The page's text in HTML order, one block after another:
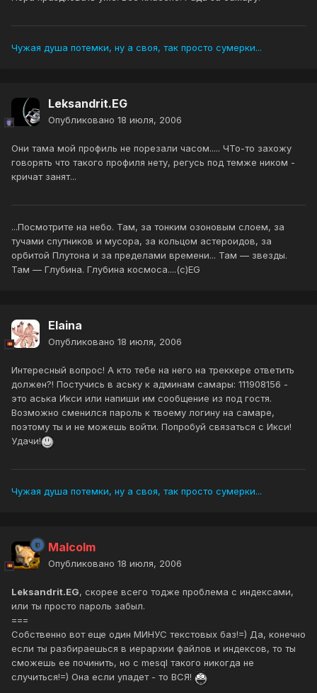
Чужая душа потемки, ну а своя, так просто сумерки...
Leksandrit.EG
Опубликовано 18 июля, 2006
Они тама мой профиль не порезали часом..... ЧТо-то захожу
говорять что такого профиля нету, регусь под темже ником -
кричат занят...
...Посмотрите на небо. Там, за тонким озоновым слоем, за
тучами спутников и мусора, за кольцом астероидов, за
орбитой Плутона и за пределами времени... Там — звезды.
Там — Глубина. Глубина космоса....(с)EG
Elaina
Опубликовано 18 июля, 2006
Интересный вопрос! А кто тебе на него на треккере ответить
должен?! Постучись в аську к админам самары: 111908156 -
это аська Икси или напиши им сообщение из под гостя.
Возможно сменился пароль к твоему логину на самаре,
поэтому ты и не можешь войти. Попробуй связаться с Икси!
Удачи!
Чужая душа потемки, ну а своя, так просто сумерки...
Malcolm
Опубликовано 18 июля, 2006
Leksandrit.EG, скорее всего тодже проблема с индексами,
или ты просто пароль забыл.
===
Собственно вот еще один МИНУС текстовых баз!=) Да, конечно
если ты разбираешься в иерархии файлов и индексов, то ты
сможешь ее починить, но с mesql такого никогда не
случиться!=) Она если упадет - то ВСЯ!